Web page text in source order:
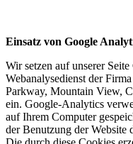
Einsatz von Google
Wir setzen auf unserer
Webanalysedienst der
Parkway, Mountain View,
ein. Google-Analytics
auf Ihrem Computer
der Benutzung der Website